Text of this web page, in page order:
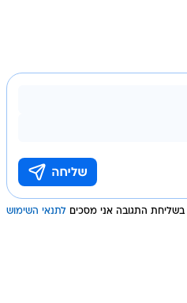
בשליחת התגובה אני מסכים לתנאי השימוש